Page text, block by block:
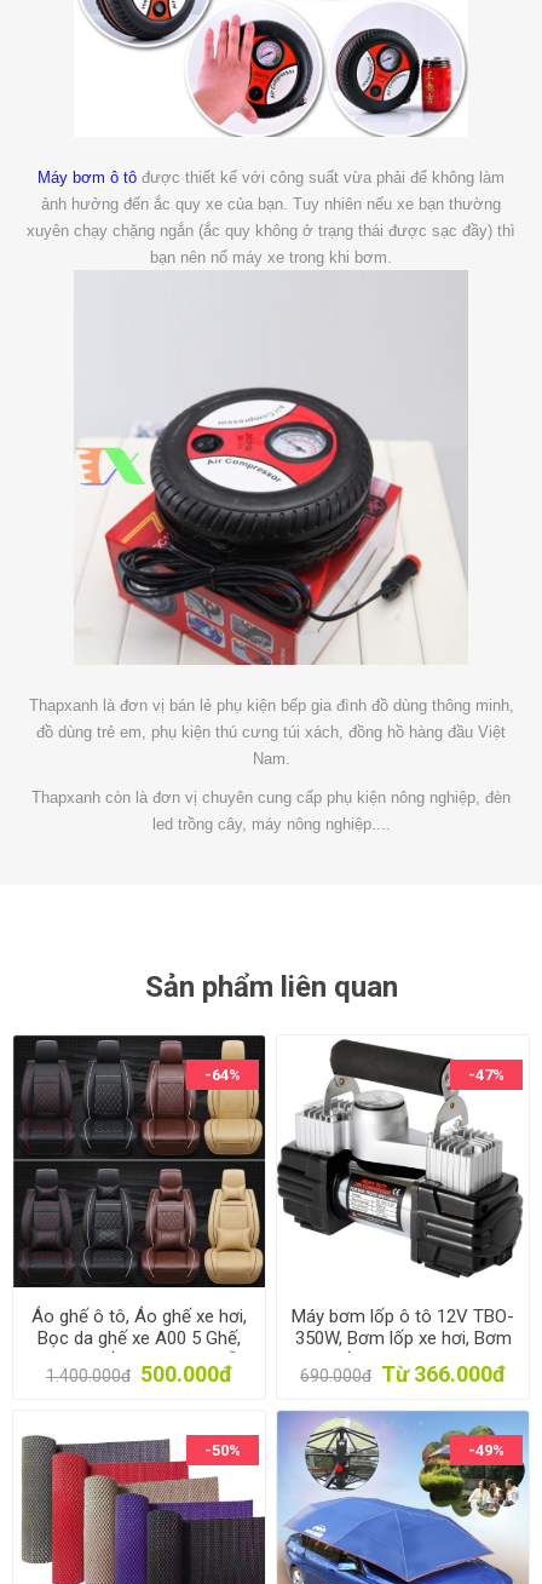
Máy bơm ô tô được thiết kế với công suất vừa phải để không làm
ảnh hưởng đến ắc quy xe của bạn. Tuy nhiên nếu xe bạn thường
xuyên chạy chặng ngắn (ắc quy không ở trạng thái được sạc đầy) thì
bạn nên nổ máy xe trong khi bơm.
Thapxanh là đơn vị bán lẻ phụ kiện bếp gia đình đồ dùng thông minh,
đồ dùng trẻ em, phụ kiện thú cưng túi xách, đồng hồ hàng đầu Việt
Nam.
Thapxanh còn là đơn vị chuyên cung cấp phụ kiện nông nghiệp, đèn
led trồng cây, máy nông nghiệp....
Sản phẩm liên quan
-64%
Áo ghế ô tô, Áo ghế xe hơi,
Bọc da ghế xe A00 5 Ghế,
Trùm ghế cho xe 4-5 chỗ
1.400.000đ 500.000đ
-47%
Máy bơm lốp ô tô 12V TBO-
350W, Bơm lốp xe hơi, Bơm
lốp dự phòng, Air
Compressor
690.000đ Từ 366.000đ
-50% -49%